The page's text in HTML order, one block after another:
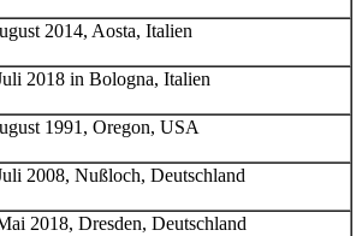
2014, Aosta, Italien
2018 in Bologna, Italien
1991, Oregon, USA
2008, Nußloch, Deutschland
2018, Dresden, Deutschland